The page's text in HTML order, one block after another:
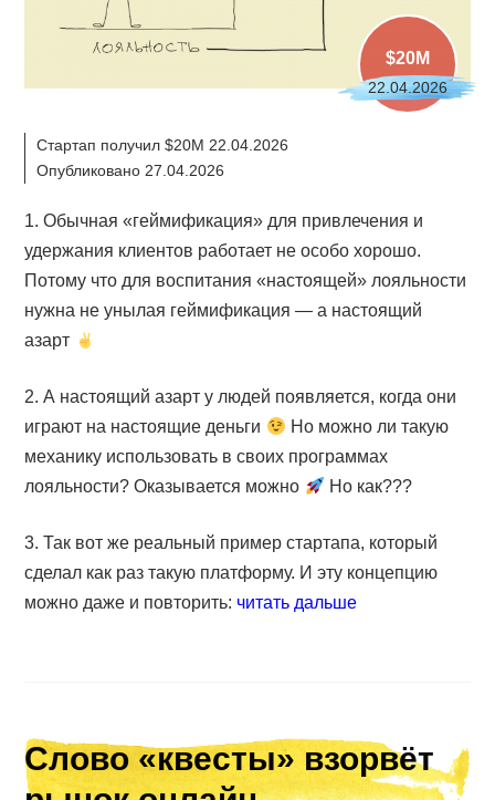
$20M
22.04.2026
Стартап получил $20M 22.04.2026
Опубликовано 27.04.2026
1. Обычная «геймификация» для привлечения и
удержания клиентов работает не особо хорошо.
Потому что для воспитания «настоящей» лояльности
нужна не унылая геймификация — а настоящий
азарт
2. А настоящий азарт у людей появляется, когда они
играют на настоящие деньги
Но можно ли такую
механику использовать в своих программах
лояльности? Оказывается можно
Но как???
3. Так вот же реальный пример стартапа, который
сделал как раз такую платформу. И эту концепцию
можно даже и повторить: читать дальше
Слово «квесты» взорвёт